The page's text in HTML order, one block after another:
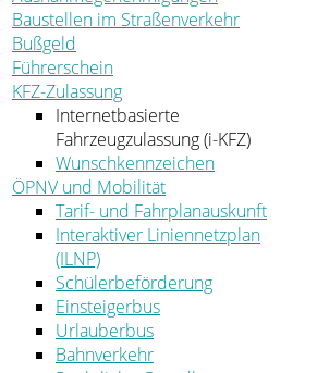
Baustellen im Straßenverkehr
Bußgeld
Führerschein
KFZ-Zulassung
Internetbasierte
Fahrzeugzulassung (i-KFZ)
Wunschkennzeichen
ÖPNV und Mobilität
Tarif- und Fahrplanauskunft
Interaktiver Liniennetzplan
(ILNP)
Schülerbeförderung
Einsteigerbus
Urlauberbus
Bahnverkehr